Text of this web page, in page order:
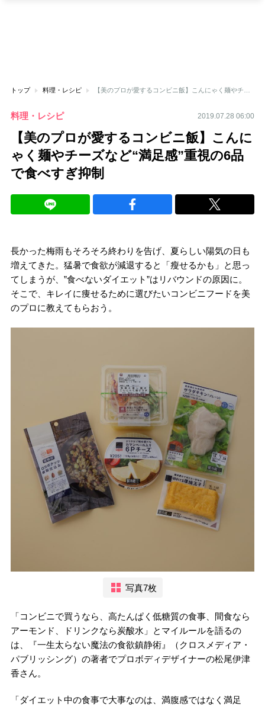
トップ 料理・レシピ
料理・レシピ 2019.07.28 06:00
【美のプロが愛するコンビニ飯】こんに
ゃく麺やチーズなど“満足感”重視の6品
で食べすぎ抑制
長かった梅雨もそろそろ終わりを告げ、夏らしい陽気の日も
増えてきた。猛暑で食欲が減退すると「瘦せるかも」と思っ
てしまうが、”食べないダイエット”はリバウンドの原因に。
そこで、キレイに痩せるために選びたいコンビニフードを美
のプロに教えてもらおう。
写真7枚
「コンビニで買うなら、高たんぱく低糖質の食事、間食なら
アーモンド、ドリンクなら炭酸水」とマイルールを語るの
は、『一生太らない魔法の食欲鎮静術』（クロスメディア・
パブリッシング）の著者でプロボディデザイナーの松尾伊津
香さん。
「ダイエット中の食事で大事なのは、満腹感ではなく満足